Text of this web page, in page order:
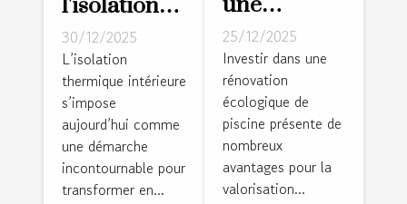
l'isolation
thermique
intérieure
peut-elle
transformer
votre
maison ?
30/12/2025
L’isolation
thermique intérieure
s’impose
aujourd’hui comme
une démarche
incontournable pour
transformer en...
rénovation
écologique
de piscine
peut
valoriser
votre
propriété?
25/12/2025
Investir dans une
rénovation
écologique de
piscine présente de
nombreux
avantages pour la
valorisation...